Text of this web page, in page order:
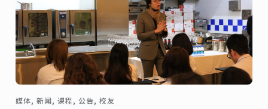
媒体, 新闻, 课程, 公告, 校友